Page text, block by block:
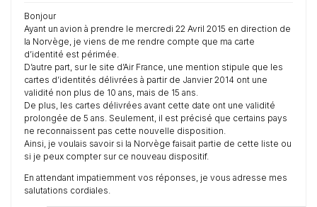
Bonjour
Ayant un avion à prendre le mercredi 22 Avril 2015 en direction de
la Norvège, je viens de me rendre compte que ma carte
d’identité est périmée.
D’autre part, sur le site d’Air France, une mention stipule que les
cartes d’identités délivrées à partir de Janvier 2014 ont une
validité non plus de 10 ans, mais de 15 ans.
De plus, les cartes délivrées avant cette date ont une validité
prolongée de 5 ans. Seulement, il est précisé que certains pays
ne reconnaissent pas cette nouvelle disposition.
Ainsi, je voulais savoir si la Norvège faisait partie de cette liste ou
si je peux compter sur ce nouveau dispositif.
En attendant impatiemment vos réponses, je vous adresse mes
salutations cordiales.